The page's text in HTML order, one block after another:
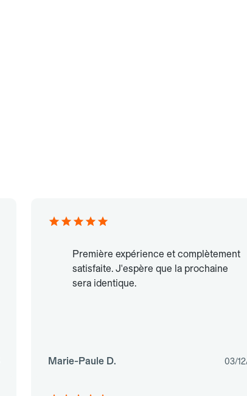
Première expérience et complètement
satisfaite. J'espère que la prochaine
sera identique.
Marie-Paule D. 03/